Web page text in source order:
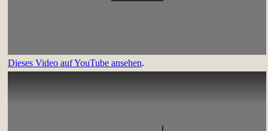
Dieses Video auf YouTube ansehen.